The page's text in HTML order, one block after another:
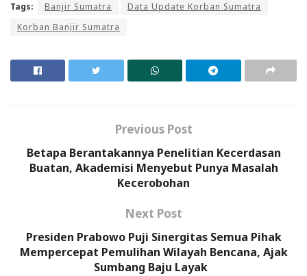
Tags: Banjir Sumatra
Data Update Korban Sumatra
Korban Banjir Sumatra
Previous Post
Betapa Berantakannya Penelitian Kecerdasan
Buatan, Akademisi Menyebut Punya Masalah
Kecerobohan
Next Post
Presiden Prabowo Puji Sinergitas Semua Pihak
Mempercepat Pemulihan Wilayah Bencana, Ajak
Sumbang Baju Layak